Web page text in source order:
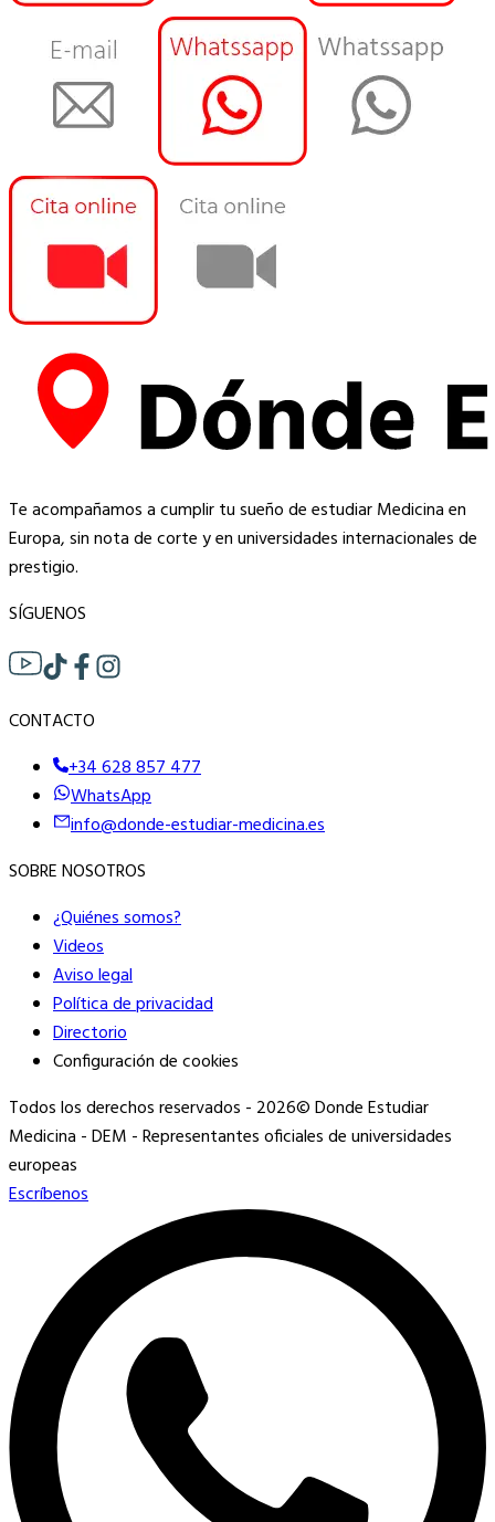
Te acompañamos a cumplir tu sueño de estudiar Medicina en
Europa, sin nota de corte y en universidades internacionales de
prestigio.
SÍGUENOS
CONTACTO
+34 628 857 477
WhatsApp
info@donde-estudiar-medicina.es
SOBRE NOSOTROS
¿Quiénes somos?
Videos
Aviso legal
Política de privacidad
Directorio
Configuración de cookies
Todos los derechos reservados - 2026© Donde Estudiar
Medicina - DEM - Representantes oficiales de universidades
europeas
Escríbenos